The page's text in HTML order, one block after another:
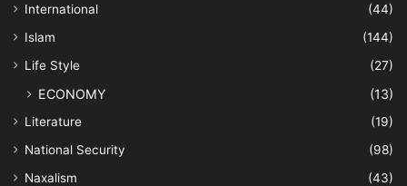
International
(44)
Islam
(144)
Life Style
(27)
ECONOMY (13)
Literature
(19)
National Security
(98)
Naxalism
(43)